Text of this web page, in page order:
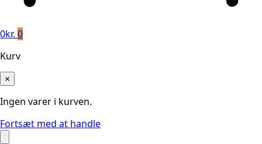
0kr. 0
Kurv
×
Ingen varer i kurven.
Fortsæt med at handle